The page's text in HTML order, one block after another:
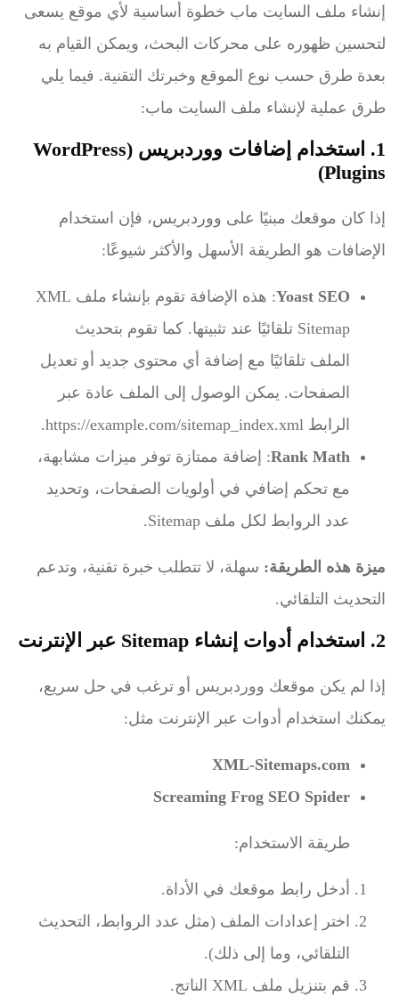
إنشاء ملف السايت ماب خطوة أساسية لأي موقع يسعى
لتحسين ظهوره على محركات البحث، ويمكن القيام به
بعدة طرق حسب نوع الموقع وخبرتك التقنية. فيما يلي
طرق عملية لإنشاء ملف السايت ماب:
1. استخدام إضافات ووردبريس (WordPress
Plugins)
إذا كان موقعك مبنيًا على ووردبريس، فإن استخدام
الإضافات هو الطريقة الأسهل والأكثر شيوعًا:
Yoast SEO
: هذه الإضافة تقوم بإنشاء ملف XML
Sitemap تلقائيًا عند تثبيتها. كما تقوم بتحديث
الملف تلقائيًا مع إضافة أي محتوى جديد أو تعديل
الصفحات. يمكن الوصول إلى الملف عادة عبر
الرابط https://example.com/sitemap_index.xml
.
Rank Math: إضافة ممتازة توفر ميزات مشابهة،
مع تحكم إضافي في أولويات الصفحات، وتحديد
عدد الروابط لكل ملف Sitemap.
ميزة هذه الطريقة: سهلة، لا تتطلب خبرة تقنية، وتدعم
التحديث التلقائي.
2. استخدام أدوات إنشاء Sitemap عبر الإنترنت
إذا لم يكن موقعك ووردبريس أو ترغب في حل سريع،
يمكنك استخدام أدوات عبر الإنترنت مثل:
XML-Sitemaps.com
Screaming Frog SEO Spider
طريقة الاستخدام:
أدخل رابط موقعك في الأداة.
اختر إعدادات الملف (مثل عدد الروابط، التحديث
التلقائي، وما إلى ذلك).
قم بتنزيل ملف XML الناتج.